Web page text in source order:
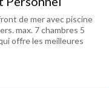
de mer avec piscine
max. 7 chambres 5
offre les meilleures